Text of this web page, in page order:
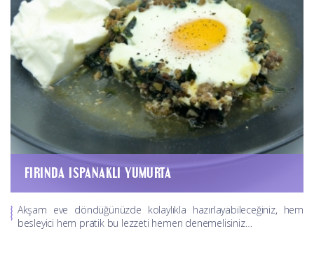
FIRINDA ISPANAKLI YUMURTA
Akşam eve döndüğünüzde kolaylıkla hazırlayabileceğiniz, hem
besleyici hem pratik bu lezzeti hemen denemelisiniz…